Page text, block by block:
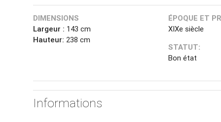
DIMENSIONS
Largeur : 143 cm
Hauteur: 238 cm
ÉPOQUE ET
XIXe siècle
STATUT:
Bon état
Informations